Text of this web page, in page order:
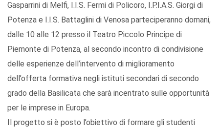
Gasparrini di Melfi, I.I.S. Fermi di Policoro, I.P.I.A.S. Giorgi di
Potenza e I.I.S. Battaglini di Venosa parteciperanno domani,
dalle 10 alle 12 presso il Teatro Piccolo Principe di
Piemonte di Potenza, al secondo incontro di condivisione
delle esperienze dell’intervento di miglioramento
dell’offerta formativa negli istituti secondari di secondo
grado della Basilicata che sarà incentrato sulle opportunità
per le imprese in Europa.
Il progetto si è posto l’obiettivo di formare gli studenti